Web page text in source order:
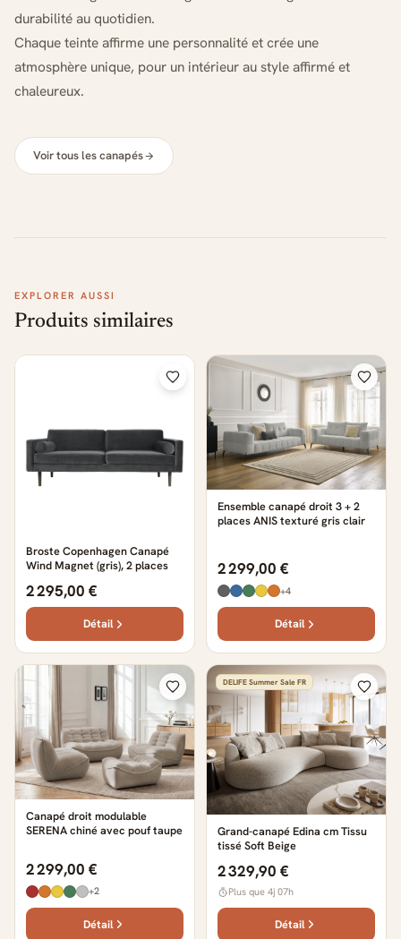
durabilité au quotidien.
Chaque teinte affirme une personnalité et crée une
atmosphère unique, pour un intérieur au style affirmé et
chaleureux.
Voir tous les canapés
EXPLORER AUSSI
Produits similaires
Broste Copenhagen Canapé
Wind Magnet (gris), 2 places
2 295,00 €
Détail
Ensemble canapé droit 3 + 2
places ANIS texturé gris clair
2 299,00 €
+4
Détail
Canapé droit modulable
SERENA chiné avec pouf taupe
2 299,00 €
+2
Détail
DELIFE Summer Sale FR
Grand-canapé Edina cm Tissu
tissé Soft Beige
2 329,90 €
Plus que 4j 07h
Détail